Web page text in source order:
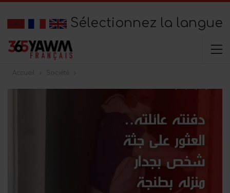
Sélectionnez la langue
Accueil Société